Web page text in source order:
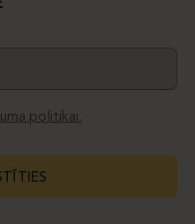
politikai.